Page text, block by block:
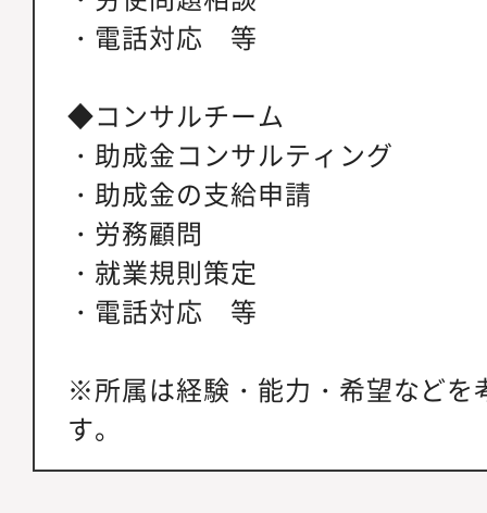
・電話対応 等
◆コンサルチーム
・助成金コンサルティング
・助成金の支給申請
・労務顧問
・就業規則策定
・電話対応 等
※所属は経験・能力・希望などを
す。